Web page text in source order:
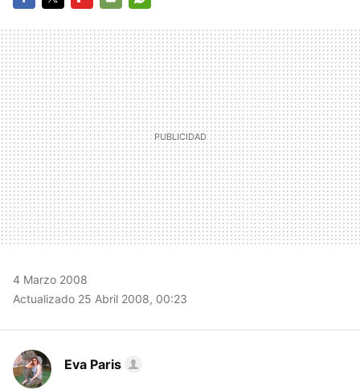
MAIL
4 Marzo 2008
Actualizado 25 Abril 2008, 00:23
Eva Paris